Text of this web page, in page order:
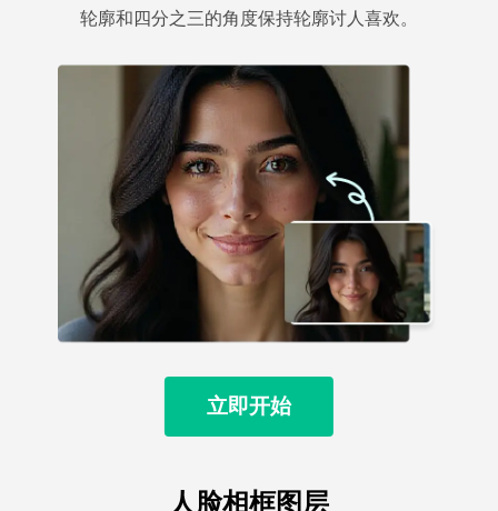
轮廓和四分之三的角度保持轮廓讨人喜欢。
立即开始
人脸相框图层